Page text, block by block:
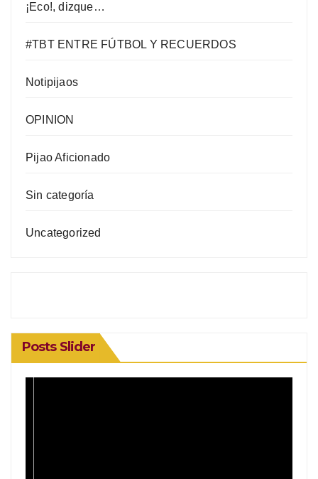
¡Eco!, dizque…
#TBT ENTRE FÚTBOL Y RECUERDOS
Notipijaos
OPINION
Pijao Aficionado
Sin categoría
Uncategorized
Posts Slider